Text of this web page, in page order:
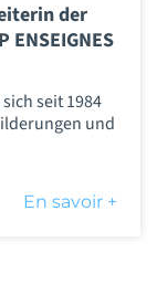
der
seit 1984
und
En savoir +